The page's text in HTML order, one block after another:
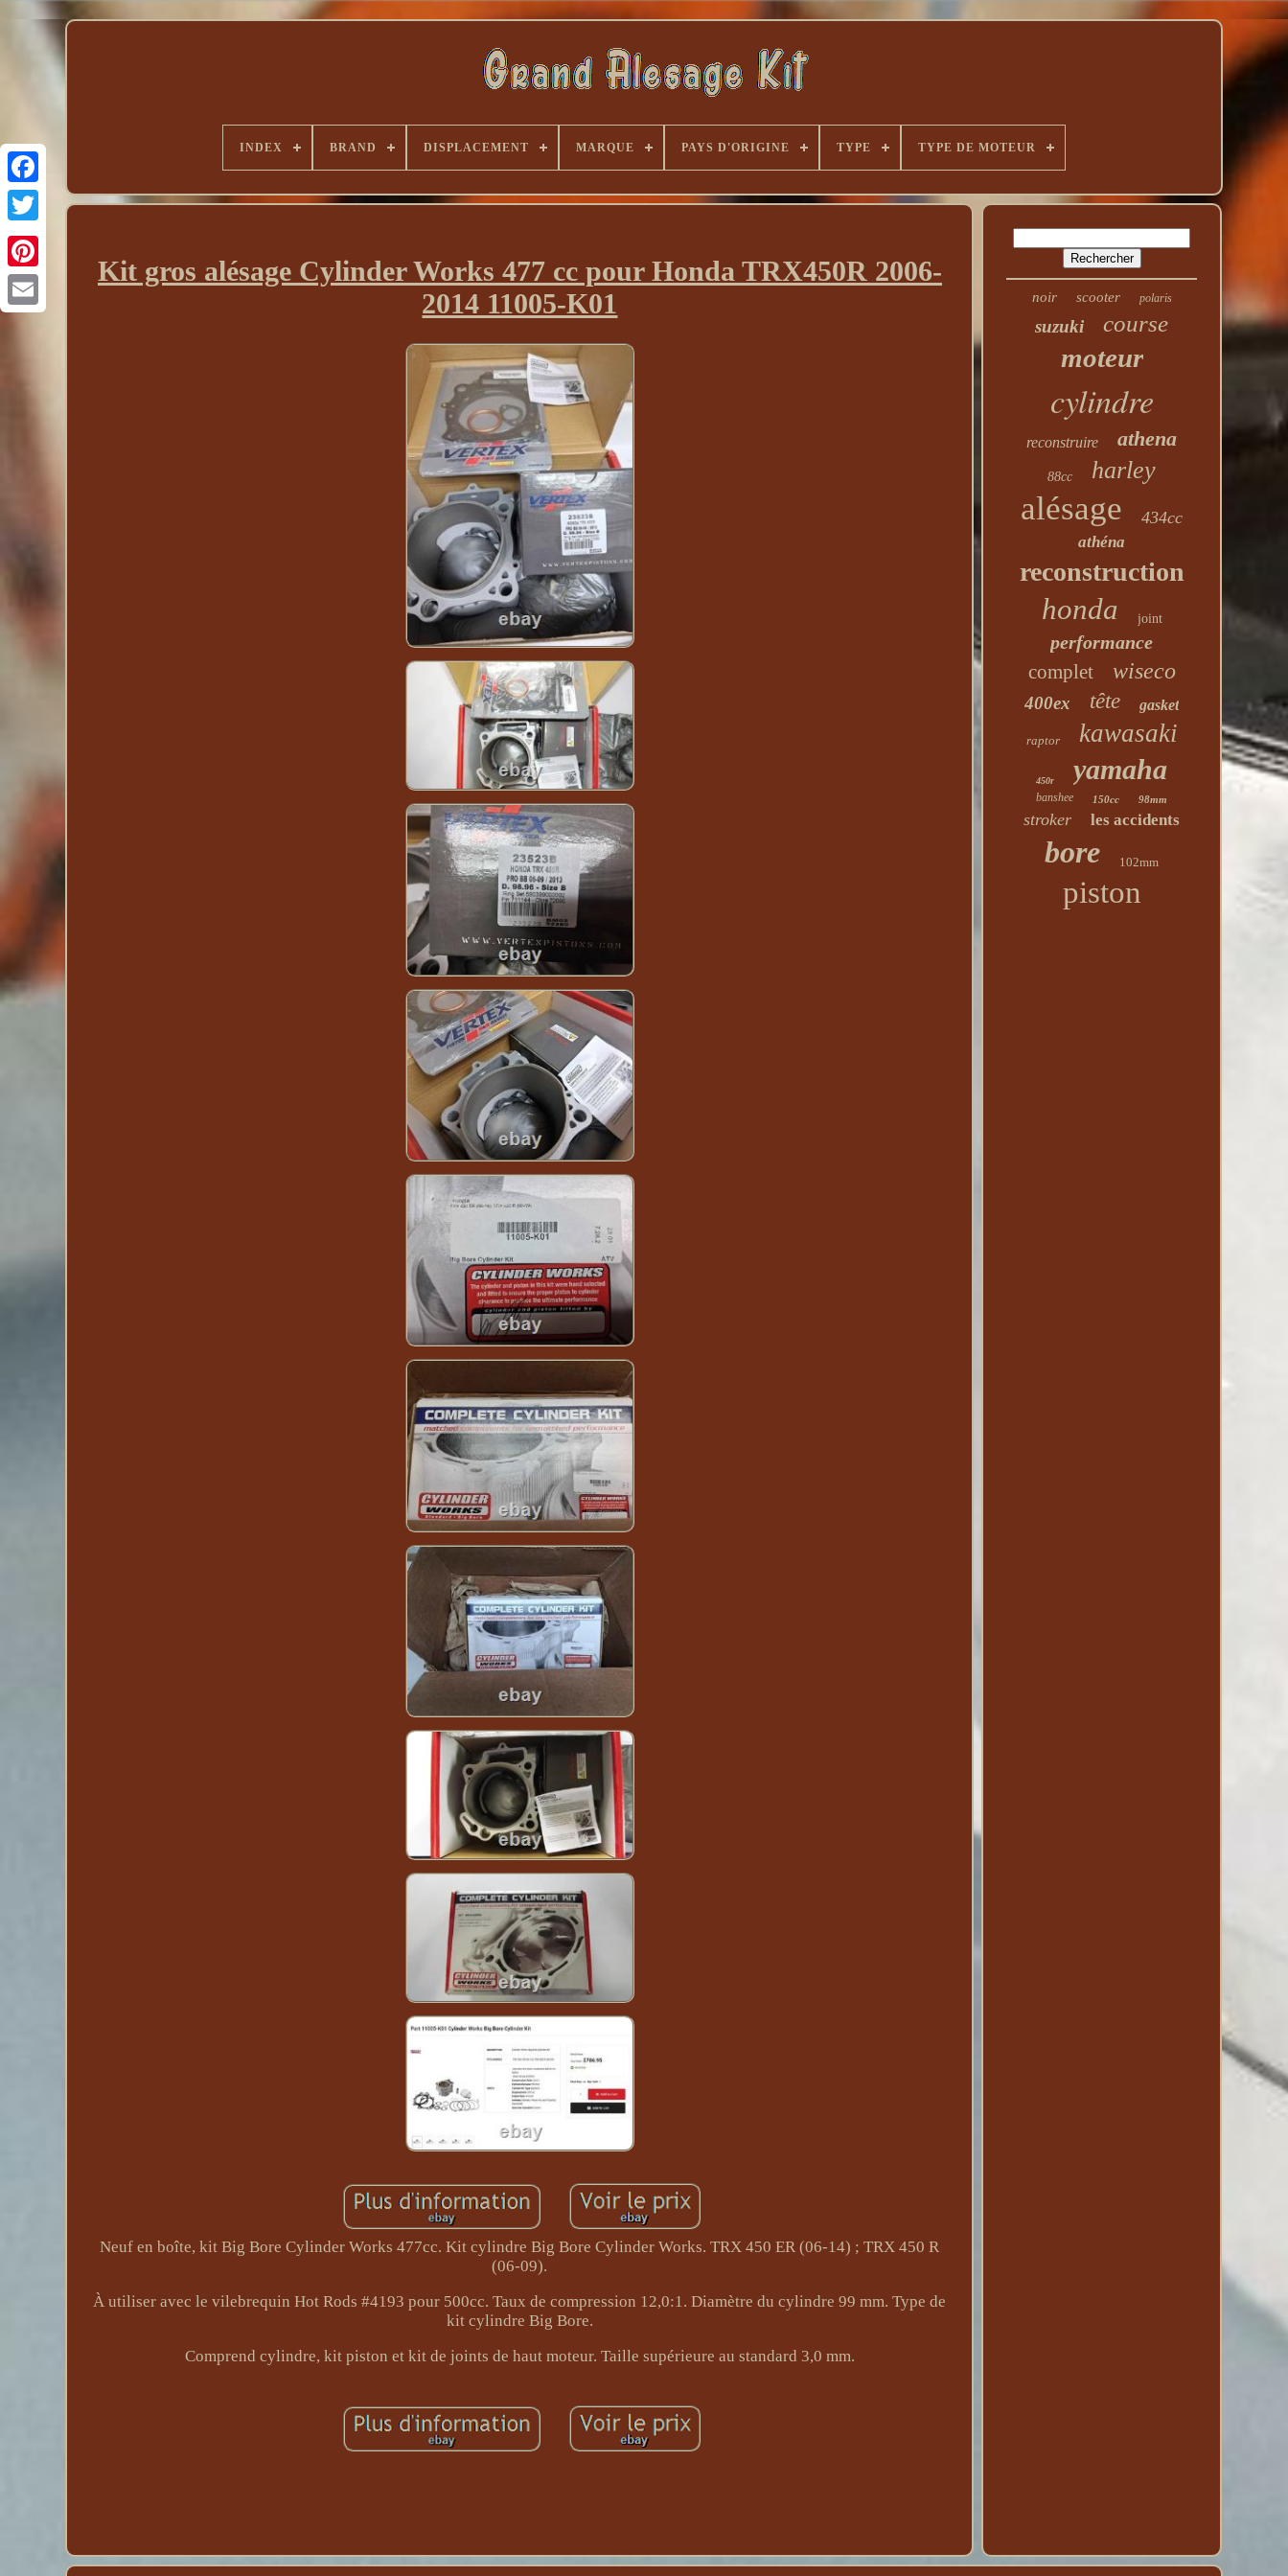
INDEX BRAND DISPLACEMENT MARQUE PAYS D'ORIGINE TYPE TYPE DE MOTEUR
Kit gros alésage Cylinder Works 477 cc pour Honda TRX450R 2006-
2014 11005-K01
Neuf en boîte, kit Big Bore Cylinder Works 477cc. Kit cylindre Big Bore Cylinder Works. TRX 450 ER (06-14) ; TRX 450 R
(06-09).
À utiliser avec le vilebrequin Hot Rods #4193 pour 500cc. Taux de compression 12,0:1. Diamètre du cylindre 99 mm. Type de
kit cylindre Big Bore.
Comprend cylindre, kit piston et kit de joints de haut moteur. Taille supérieure au standard 3,0 mm.
noir scooter polaris
suzuki course
moteur
cylindre
reconstruire athena
88cc harley
alésage 434cc
athéna
reconstruction
honda joint
performance
complet wiseco
400ex tête gasket
raptor kawasaki
450r yamaha
banshee 150cc 98mm
stroker les accidents
bore 102mm
piston